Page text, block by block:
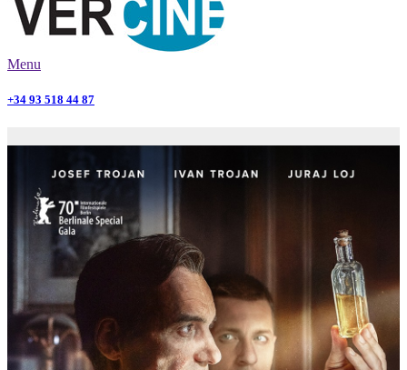
Menu
+34 93 518 44 87